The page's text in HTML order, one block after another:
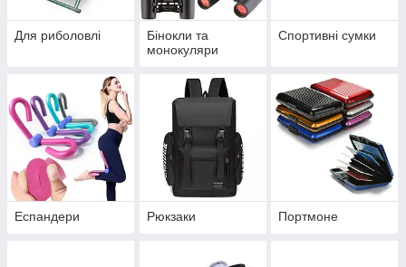
Для риболовлі
Бінокли та
монокуляри
Спортивні сумки
Еспандери Рюкзаки Портмоне